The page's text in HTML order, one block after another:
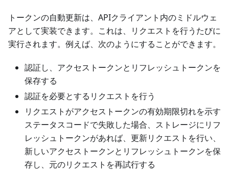
トークンの自動更新は、APIクライアント内のミドルウェ
アとして実装できます。これは、リクエストを行うたびに
実行されます。例えば、次のようにすることができます。
認証し、アクセストークンとリフレッシュトークンを
保存する
認証を必要とするリクエストを行う
リクエストがアクセストークンの有効期限切れを示す
ステータスコードで失敗した場合、ストレージにリフ
レッシュトークンがあれば、更新リクエストを行い、
新しいアクセストークンとリフレッシュトークンを保
存し、元のリクエストを再試行する